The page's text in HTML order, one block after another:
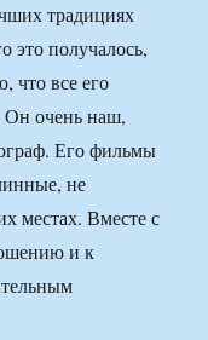
традициях
это получалось,
что все его
Он очень наш,
Его фильмы
не
местах. Вместе с
и к